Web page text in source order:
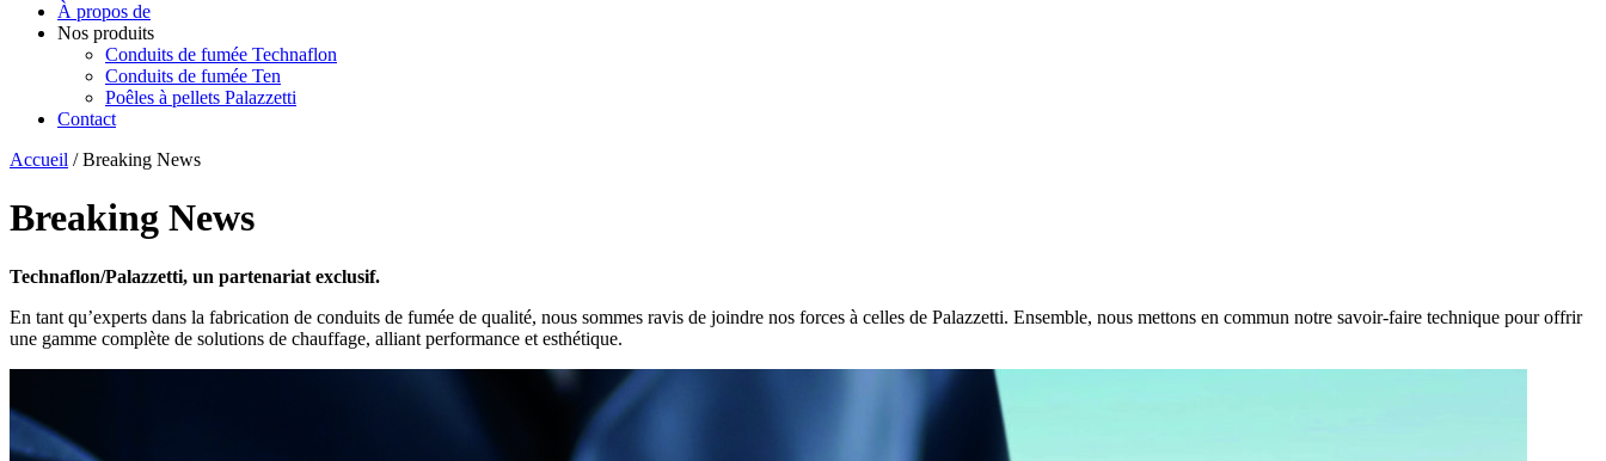
À propos de
Nos produits
Conduits de fumée Technaflon
Conduits de fumée Ten
Poêles à pellets Palazzetti
Contact
Accueil /Breaking News
Breaking News
Technaflon/Palazzetti, un partenariat exclusif.
En tant qu’experts dans la fabrication de conduits de fumée de qualité, nous sommes ravis de joindre nos forces à celles de Palazzetti. Ensemble, nous mettons en commun notre savoir-faire technique pour offrir
une gamme complète de solutions de chauffage, alliant performance et esthétique.